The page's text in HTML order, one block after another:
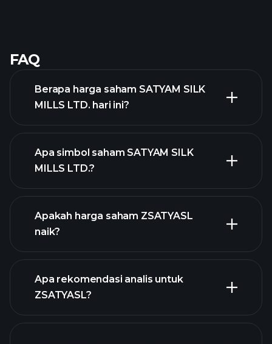
FAQ
Berapa harga saham SATYAM SILK
MILLS LTD. hari ini?
grafik lanjutan
Apa simbol saham SATYAM SILK
MILLS LTD.?
Apakah harga saham ZSATYASL
naik?
Apa rekomendasi analis untuk
ZSATYASL?